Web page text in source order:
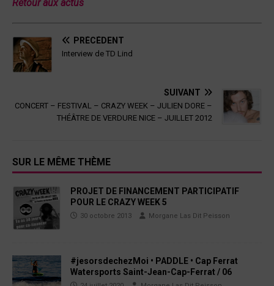
Retour aux actus
PRÉCÉDENT
Interview de TD Lind
SUIVANT
CONCERT – FESTIVAL – CRAZY WEEK – JULIEN DORE –
THÉÂTRE DE VERDURE NICE – JUILLET 2012
SUR LE MÊME THÈME
PROJET DE FINANCEMENT PARTICIPATIF
POUR LE CRAZY WEEK 5
30 octobre 2013 Morgane Las Dit Peisson
#jesorsdechezMoi • PADDLE • Cap Ferrat
Watersports Saint-Jean-Cap-Ferrat / 06